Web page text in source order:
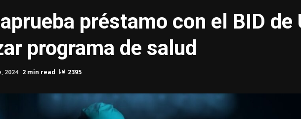
préstamo con el BID
programa de salud
2024 2 min read 2395